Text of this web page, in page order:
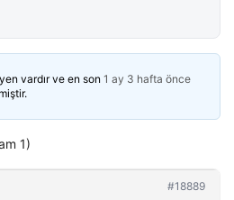
vardır ve en son 1 ay 3 hafta önce
1)
#18889